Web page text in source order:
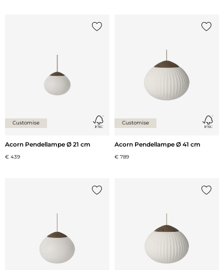
Customise
Acorn Pendellampe Ø 21 cm
€ 439
Customise
Acorn Pendellampe Ø 41 cm
€ 789